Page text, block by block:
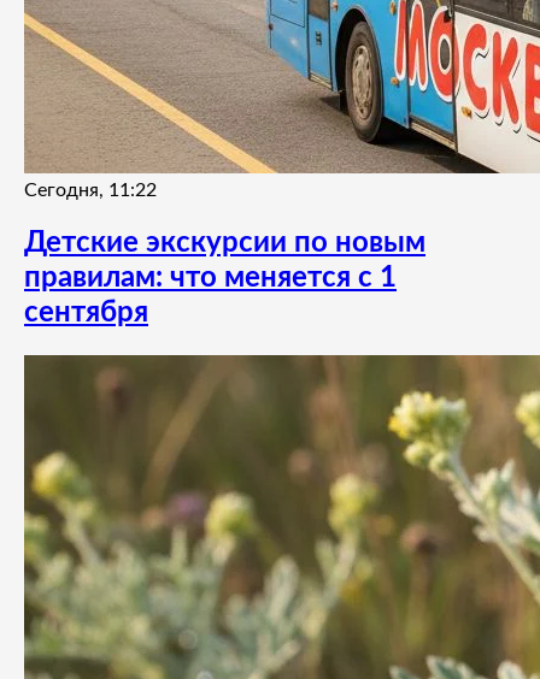
Сегодня, 11:22
Детские экскурсии по новым
правилам: что меняется с 1
сентября